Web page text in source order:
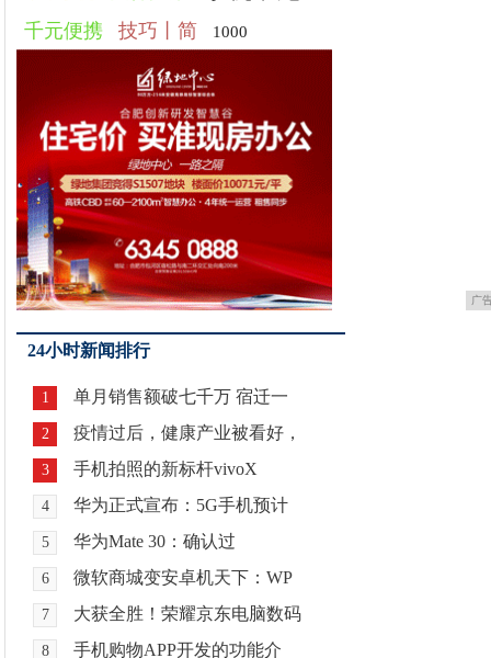
千元便携 技巧丨简 1000
广
24小时新闻排行
1 单月销售额破七千万 宿迁一
2 疫情过后，健康产业被看好，
3 手机拍照的新标杆vivoX
4 华为正式宣布：5G手机预计
5 华为Mate 30：确认过
6 微软商城变安卓机天下：WP
7 大获全胜！荣耀京东电脑数码
8 手机购物APP开发的功能介